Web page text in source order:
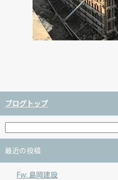
ブログトップ
最近の投稿
Fw: 島岡建設